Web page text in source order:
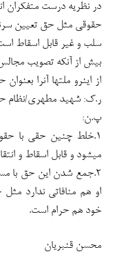
در نظریه درست متفکران
حقوقی مثل حق تعیین
سلب و غیر قابل اسقاط
بیش از آنکه تصویب
از اینرو ملتها آنرا
ر.ک: شهید مطهری/نظام حقوق
پ.ن:
۱.خلط چنین حقی با
میشود و قابل اسقاط و
۲.جمع شدن این حق با
او هم منافاتی ندارد
خود هم حرام است.
محسن قنبریان